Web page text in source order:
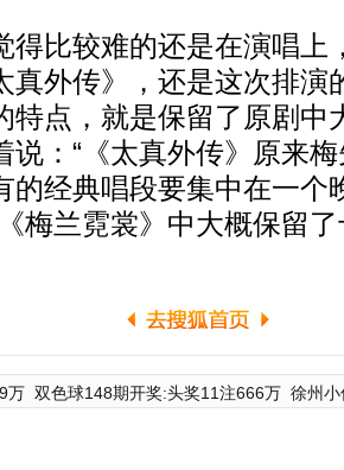
比较难的还是在演唱上
真外传》，还是这次排演
特点，就是保留了原剧中
说：“《太真外传》原来
的经典唱段要集中在一个
梅兰霓裳》中大概保留
万 双色球148期开奖:头奖11注666万 徐州